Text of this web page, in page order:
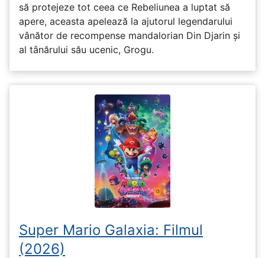
să protejeze tot ceea ce Rebeliunea a luptat să
apere, aceasta apelează la ajutorul legendarului
vânător de recompense mandalorian Din Djarin și
al tânărului său ucenic, Grogu.
Super Mario Galaxia: Filmul
(2026)